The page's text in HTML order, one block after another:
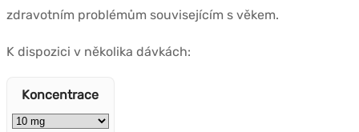
zdravotním problémům souvisejícím s věkem.
K dispozici v několika dávkách:
Koncentrace